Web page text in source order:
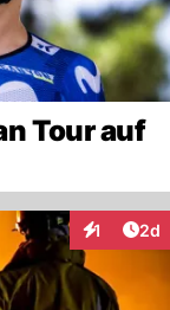
Tour auf
1 2d